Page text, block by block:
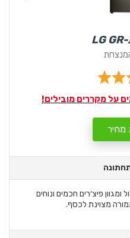
LG
על מקררים מובילים!
מחיר
פיצ׳רים חכמים ונוחים
מצוינת לכסף.